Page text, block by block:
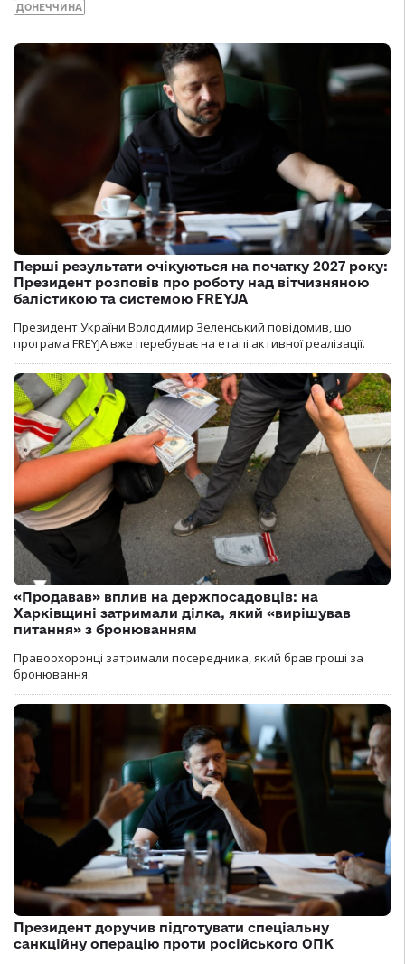
ДОНЕЧЧИНА
Перші результати очікуються на початку 2027 року:
Президент розповів про роботу над вітчизняною
балістикою та системою FREYJA
Президент України Володимир Зеленський повідомив, що
програма FREYJA вже перебуває на етапі активної реалізації.
«Продавав» вплив на держпосадовців: на
Харківщині затримали ділка, який «вирішував
питання» з бронюванням
Правоохоронці затримали посередника, який брав гроші за
бронювання.
Президент доручив підготувати спеціальну
санкційну операцію проти російського ОПК